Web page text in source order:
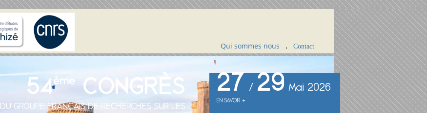
Qui sommes nous . Contact
54ème CONGRÈS
DU GROUPE FRANÇAIS DE RECHERCHES SUR LES
27 / 29 Mai 2026
EN SAVOIR +